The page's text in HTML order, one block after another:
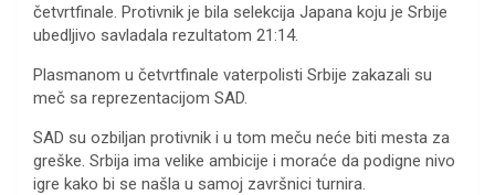
četvrtfinale. Protivnik je bila selekcija Japana koju je Srbije
ubedljivo savladala rezultatom 21:14.
Plasmanom u četvrtfinale vaterpolisti Srbije zakazali su
meč sa reprezentacijom SAD.
SAD su ozbiljan protivnik i u tom meču neće biti mesta za
greške. Srbija ima velike ambicije i moraće da podigne nivo
igre kako bi se našla u samoj završnici turnira.